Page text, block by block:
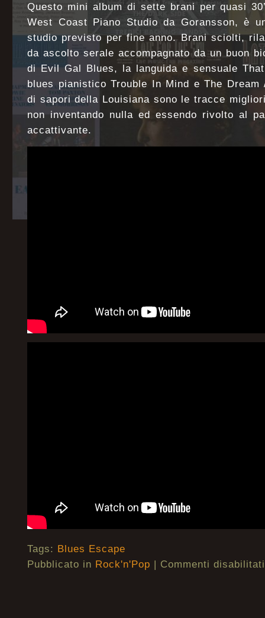
Questo mini album di sette brani per quasi
West Coast Piano Studio da Goransson, è
studio previsto per fine anno. Brani sciolti,
da ascolto serale accompagnato da un buon
di Evil Gal Blues, la languida e sensuale
blues pianistico Trouble In Mind e The Dream
di sapori della Louisiana sono le tracce
non inventando nulla ed essendo rivolto al
accattivante.
Tags: Blues Escape
Pubblicato in Rock'n'Pop | Commenti disabilitati